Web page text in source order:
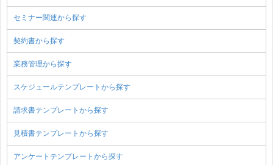
セミナー関連から探す
契約書から探す
業務管理から探す
スケジュールテンプレートから探す
請求書テンプレートから探す
見積書テンプレートから探す
アンケートテンプレートから探す